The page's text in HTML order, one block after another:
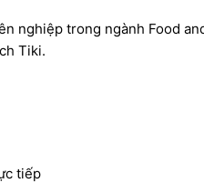
nghiệp trong ngành Food
Tiki.
tiếp